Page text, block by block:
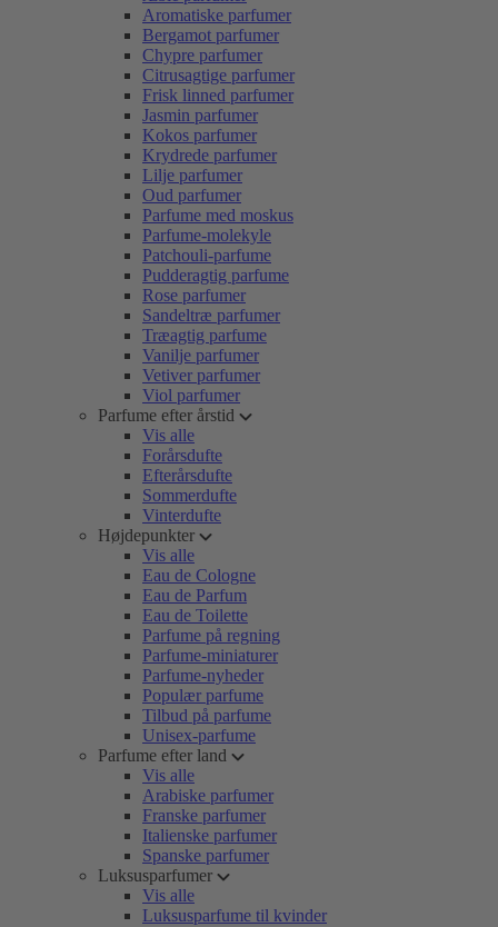
Aromatiske parfumer
Bergamot parfumer
Chypre parfumer
Citrusagtige parfumer
Frisk linned parfumer
Jasmin parfumer
Kokos parfumer
Krydrede parfumer
Lilje parfumer
Oud parfumer
Parfume med moskus
Parfume-molekyle
Patchouli-parfume
Pudderagtig parfume
Rose parfumer
Sandeltræ parfumer
Træagtig parfume
Vanilje parfumer
Vetiver parfumer
Viol parfumer
Parfume efter årstid
Vis alle
Forårsdufte
Efterårsdufte
Sommerdufte
Vinterdufte
Højdepunkter
Vis alle
Eau de Cologne
Eau de Parfum
Eau de Toilette
Parfume på regning
Parfume-miniaturer
Parfume-nyheder
Populær parfume
Tilbud på parfume
Unisex-parfume
Parfume efter land
Vis alle
Arabiske parfumer
Franske parfumer
Italienske parfumer
Spanske parfumer
Luksusparfumer
Vis alle
Luksusparfume til kvinder